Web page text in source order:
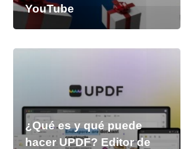
YouTube
¿Qué es y qué puede
hacer UPDF? Editor de